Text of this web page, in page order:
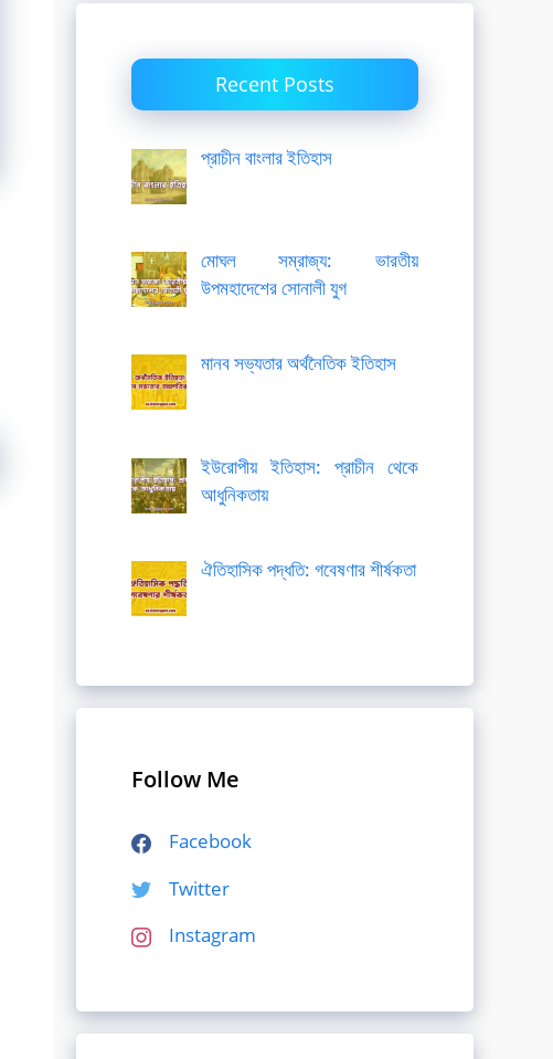
Recent Posts
প্রাচীন বাংলার ইতিহাস
মোঘল সম্রাজ্য: ভারতীয়
উপমহাদেশের সোনালী যুগ
মানব সভ্যতার অর্থনৈতিক ইতিহাস
ইউরোপীয় ইতিহাস: প্রাচীন থেকে
আধুনিকতায়
ঐতিহাসিক পদ্ধতি: গবেষণার শীর্ষকতা
Follow Me
Facebook
Twitter
Instagram